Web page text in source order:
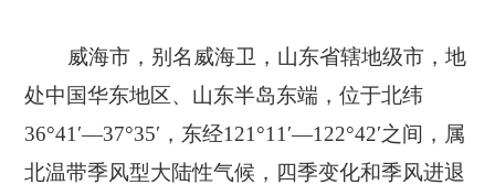
威海市，别名威海卫，山东省辖地级市，地
处中国华东地区、山东半岛东端，位于北纬
36°41′—37°35′，东经121°11′—122°42′之间，属
北温带季风型大陆性气候，四季变化和季风进退